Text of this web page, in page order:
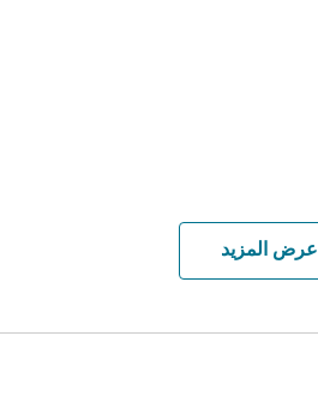
عرض المزيد